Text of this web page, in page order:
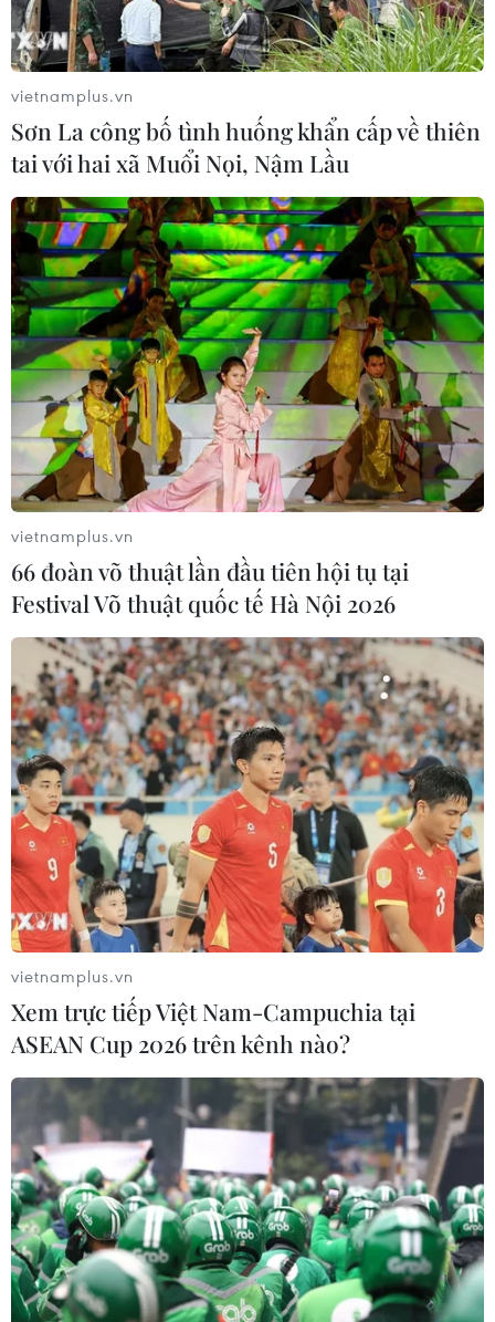
TIN CÙNG CHUYÊN MỤC
Grab bị phạt 1,36 tỷ đồng do vi phạm
vietnamplus.vn
Sơn La công bố tình huống khẩn cấp về thiên
tai với hai xã Muổi Nọi, Nậm Lầu
vietnamplus.vn
66 đoàn võ thuật lần đầu tiên hội tụ tại
Festival Võ thuật quốc tế Hà Nội 2026
vietnamplus.vn
Xem trực tiếp Việt Nam-Campuchia tại
ASEAN Cup 2026 trên kênh nào?